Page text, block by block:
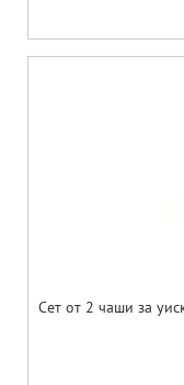
Сет от 2 чаши за